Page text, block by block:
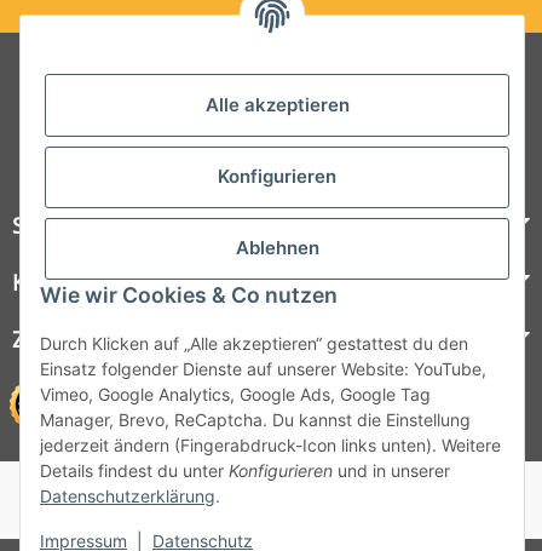
Alle akzeptieren
Konfigurieren
Ablehnen
Wie wir Cookies & Co nutzen
Durch Klicken auf „Alle akzeptieren“ gestattest du den
Einsatz folgender Dienste auf unserer Website: YouTube,
Vimeo, Google Analytics, Google Ads, Google Tag
Manager, Brevo, ReCaptcha. Du kannst die Einstellung
jederzeit ändern (Fingerabdruck-Icon links unten). Weitere
Details findest du unter Konfigurieren und in unserer
Datenschutzerklärung.
Impressum Datenschutz
Folgt uns auf Social Media
Steelboxx
Kundenservice
Zahlungsmöglichkeiten
© 1964 - 2026 Lüllmann GmbH